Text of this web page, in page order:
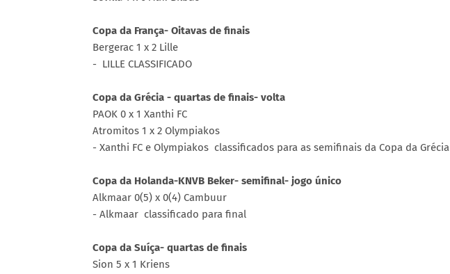
Copa da França- Oitavas de finais
Bergerac 1 x 2 Lille
- LILLE CLASSIFICADO
Copa da Grécia - quartas de finais- volta
PAOK 0 x 1 Xanthi FC
Atromitos 1 x 2 Olympiakos
- Xanthi FC e Olympiakos classificados para as semifinais da Copa da Grécia
Copa da Holanda-KNVB Beker- semifinal- jogo único
Alkmaar 0(5) x 0(4) Cambuur
- Alkmaar classificado para final
Copa da Suíça- quartas de finais
Sion 5 x 1 Kriens